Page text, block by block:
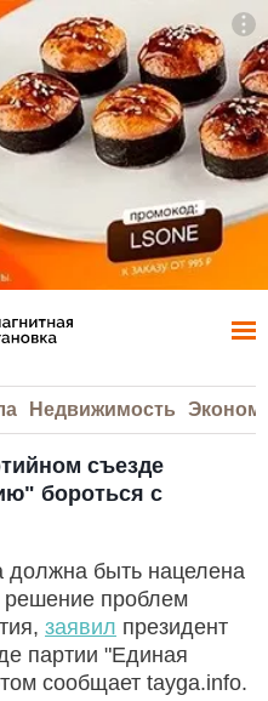
Недвижимость
съезде
бороться с
должна быть нацелена
решение проблем
заявил президент
партии "Единая
сообщает tayga.info.